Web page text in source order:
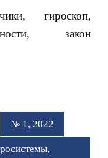
гироскоп,
закон
№ 1, 2022